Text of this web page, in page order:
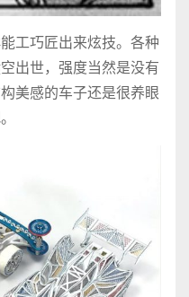
工巧匠出来炫技。各种
出世，强度当然是没有
美感的车子还是很养眼